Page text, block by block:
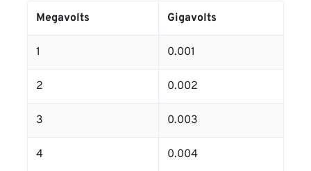
Megavolts Gigavolts
1 0.001
2 0.002
3 0.003
4 0.004